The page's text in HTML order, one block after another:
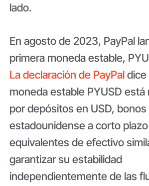
lado.
En agosto de 2023, PayPal
primera moneda estable,
La declaración de PayPaldice
moneda estable PYUSD está
por depósitos en USD,
estadounidense a corto
equivalentes de efectivo
garantizar su estabilidad
independientemente de las